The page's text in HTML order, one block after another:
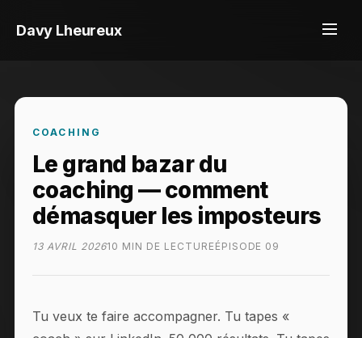
Davy Lheureux
COACHING
Le grand bazar du
coaching — comment
démasquer les imposteurs
13 AVRIL 202610 MIN DE LECTURE ÉPISODE 09
Tu veux te faire accompagner. Tu tapes «